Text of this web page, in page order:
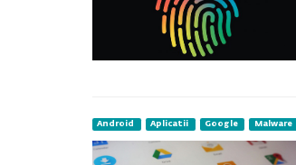
Android Aplicatii Google Malware